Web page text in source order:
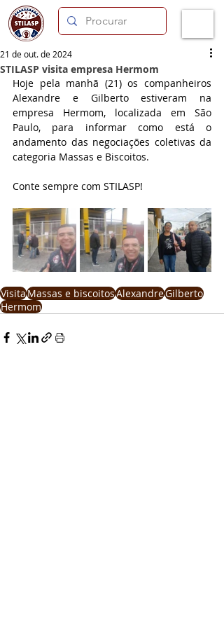
STILASP visita empresa Hermom
21 de out. de 2024
Hoje pela manhã (21) os companheiros
Alexandre e Gilberto estiveram na
empresa Hermom, localizada em São
Paulo, para informar como está o
andamento das negociações coletivas da
categoria Massas e Biscoitos.
Conte sempre com STILASP!
VisitaMassas e biscoitosAlexandreGilberto
Hermom